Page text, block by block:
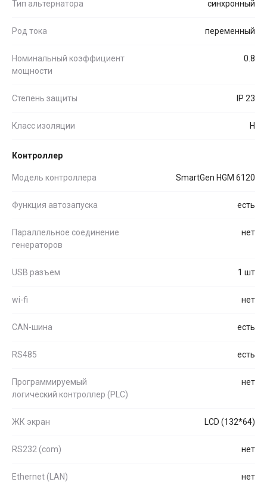
Тип альтернатора синхронный
Род тока переменный
Номинальный коэффициент
мощности
0.8
Степень защиты IP 23
Класс изоляции H
Контроллер
Модель контроллера SmartGen HGM 6120
Функция автозапуска есть
Параллельное соединение
генераторов
нет
USB разъем 1 шт
wi-fi нет
CAN-шина есть
RS485 есть
Программируемый
логический контроллер (PLC)
нет
ЖК экран LCD (132*64)
RS232 (com) нет
Ethernet (LAN) нет